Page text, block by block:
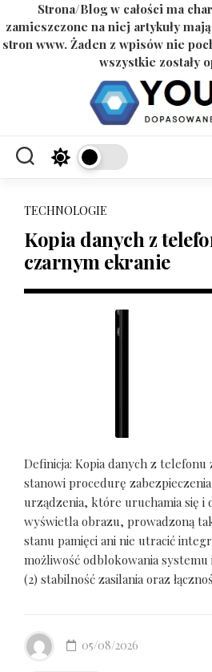
Strona/Blog w całości ma
zamieszczone na niej artykuły
stron www. Żaden z wpisów nie
wszystkie zostały
TECHNOLOGIE
Kopia danych z
czarnym ekranie
Definicja: Kopia danych z
stanowi procedurę
urządzenia, które uruchamia się i
wyświetla obrazu, prowadzoną
stanu pamięci ani nie utracić
możliwość odblokowania
(2) stabilność zasilania oraz
05/08/2026